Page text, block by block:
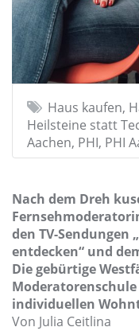
Haus kaufen,
Heilsteine statt
Aachen, PHI, PHI
Nach dem Dreh
den TV-Sendungen
entdecken“ und
Die gebürtige
individuellen
Von Julia Ceitlina